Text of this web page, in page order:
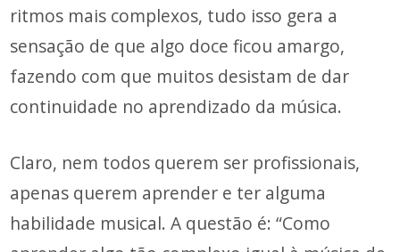
ritmos mais complexos, tudo isso gera a
sensação de que algo doce ficou amargo,
fazendo com que muitos desistam de dar
continuidade no aprendizado da música.
Claro, nem todos querem ser profissionais,
apenas querem aprender e ter alguma
habilidade musical. A questão é: “Como